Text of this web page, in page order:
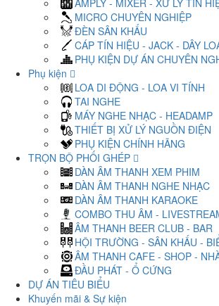
AMPLY - MIXER - XỬ LÝ TÍN
MICRO CHUYÊN NGHIỆP
ĐÈN SÂN KHẤU
CÁP TÍN HIỆU - JACK - DÂY
PHỤ KIỆN DỰ ÁN CHUYÊN
Phụ kiện
LOA DI ĐỘNG - LOA VI TÍNH
TAI NGHE
MÁY NGHE NHẠC - HEADAMP
THIẾT BỊ XỬ LÝ NGUỒN ĐIỆN
PHỤ KIỆN CHÍNH HÃNG
TRỌN BỘ PHỐI GHÉP
DÀN ÂM THANH XEM PHIM
DÀN ÂM THANH NGHE NHẠC
DÀN ÂM THANH KARAOKE
COMBO THU ÂM -
ÂM THANH BEER CLUB - BAR
HỘI TRƯỜNG - SÂN KHẤU -
ÂM THANH CAFE - SHOP -
ĐẦU PHÁT - Ổ CỨNG
DỰ ÁN TIÊU BIỂU
Khuyến mãi & Sự kiện